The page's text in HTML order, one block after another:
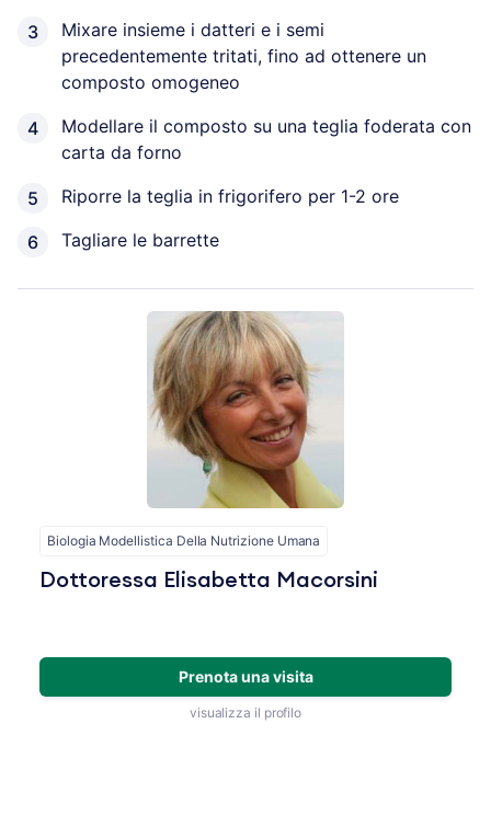
Mixare insieme i datteri e i semi
precedentemente tritati, fino ad ottenere un
composto omogeneo
Modellare il composto su una teglia foderata con
carta da forno
Riporre la teglia in frigorifero per 1-2 ore
Tagliare le barrette
Biologia Modellistica Della Nutrizione Umana
Dottoressa Elisabetta Macorsini
Prenota una visita
visualizza il profilo